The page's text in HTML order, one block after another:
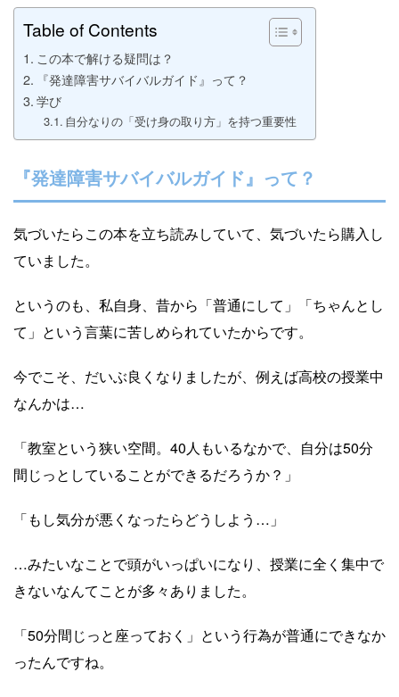
Table of Contents
この本で解ける疑問は？
『発達障害サバイバルガイド』って？
学び
自分なりの「受け身の取り方」を持つ重要性
『発達障害サバイバルガイド』って？
気づいたらこの本を立ち読みしていて、気づいたら購入し
ていました。
というのも、私自身、昔から「普通にして」「ちゃんとし
て」という言葉に苦しめられていたからです。
今でこそ、だいぶ良くなりましたが、例えば高校の授業中
なんかは…
「教室という狭い空間。40人もいるなかで、自分は50分
間じっとしていることができるだろうか？」
「もし気分が悪くなったらどうしよう…」
…みたいなことで頭がいっぱいになり、授業に全く集中で
きないなんてことが多々ありました。
「50分間じっと座っておく」という行為が普通にできなか
ったんですね。